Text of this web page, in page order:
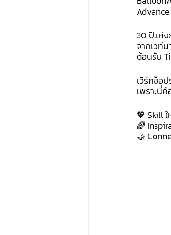
30 ปีแห่ง
จากเวที
ต้อนรับ
เวิร์กช็อ
เพราะนี่
💖 Skill
🌈
🤝